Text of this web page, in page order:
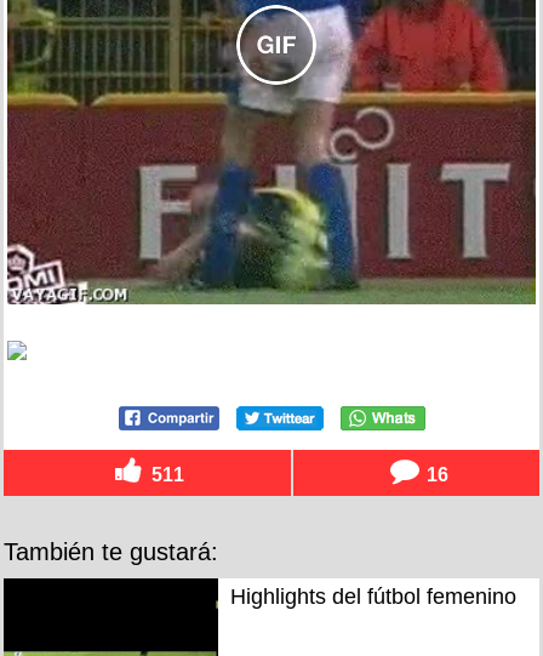
511 16
También te gustará:
Highlights del fútbol femenino